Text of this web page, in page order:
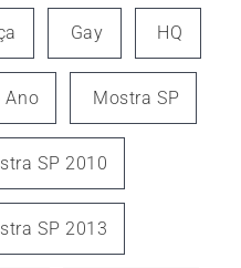
Gay HQ
Ano Mostra SP
SP 2010
SP 2013